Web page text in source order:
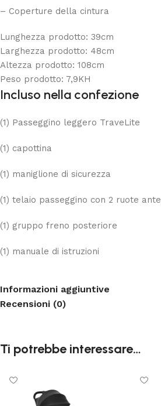
– Coperture della cintura
Lunghezza prodotto: 39cm
Larghezza prodotto: 48cm
Altezza prodotto: 108cm
Peso prodotto: 7,9KH
Incluso nella confezione
(1) Passeggino leggero TraveLite
(1) capottina
(1) maniglione di sicurezza
(1) telaio passeggino con 2 ruote
(1) gruppo freno posteriore
(1) manuale di istruzioni
Informazioni aggiuntive
Recensioni (0)
Ti potrebbe interessare…